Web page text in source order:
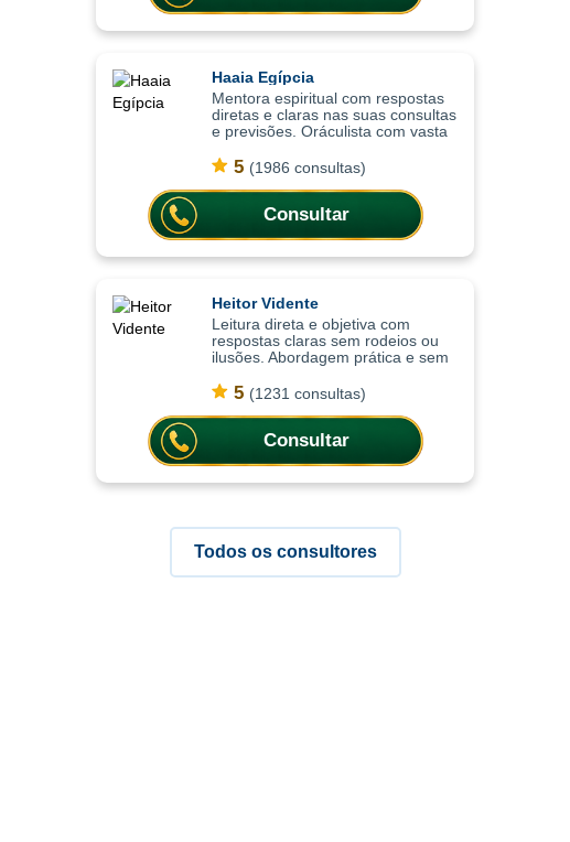
Haaia Egípcia
Mentora espiritual com respostas
diretas e claras nas suas consultas
e previsões. Oráculista com vasta
mestra em oráculos, as consultas
são focadas em trazer resp
5 (1986 consultas)
Consultar
Heitor Vidente
Leitura direta e objetiva com
respostas claras sem rodeios ou
ilusões. Abordagem prática e sem
compreender situações de forma
clara, trazendo respostas diretas
para
5 (1231 consultas)
Consultar
Todos os consultores